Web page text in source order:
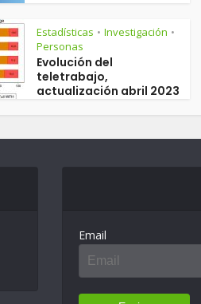
Estadísticas • Investigación •
Personas
Evolución del
teletrabajo,
actualización abril 2023
Email